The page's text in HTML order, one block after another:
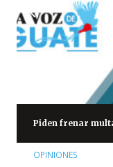
Piden frenar
OPINIONES